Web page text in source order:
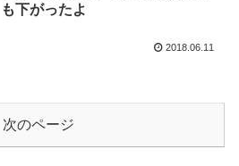
も下がったよ
2018.06.11
次のページ